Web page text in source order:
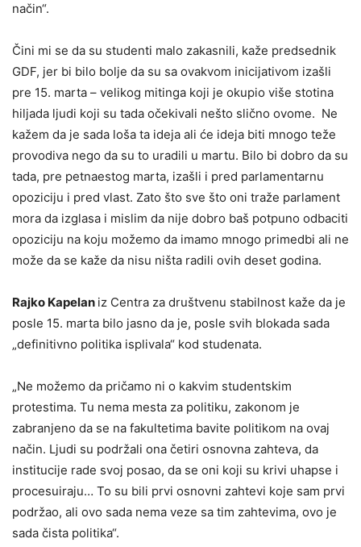
način“.
Čini mi se da su studenti malo zakasnili, kaže predsednik
GDF, jer bi bilo bolje da su sa ovakvom inicijativom izašli
pre 15. marta – velikog mitinga koji je okupio više stotina
hiljada ljudi koji su tada očekivali nešto slično ovome. Ne
kažem da je sada loša ta ideja ali će ideja biti mnogo teže
provodiva nego da su to uradili u martu. Bilo bi dobro da su
tada, pre petnaestog marta, izašli i pred parlamentarnu
opoziciju i pred vlast. Zato što sve što oni traže parlament
mora da izglasa i mislim da nije dobro baš potpuno odbaciti
opoziciju na koju možemo da imamo mnogo primedbi ali ne
može da se kaže da nisu ništa radili ovih deset godina.
Rajko Kapelan iz Centra za društvenu stabilnost kaže da je
posle 15. marta bilo jasno da je, posle svih blokada sada
„definitivno politika isplivala“ kod studenata.
„Ne možemo da pričamo ni o kakvim studentskim
protestima. Tu nema mesta za politiku, zakonom je
zabranjeno da se na fakultetima bavite politikom na ovaj
način. Ljudi su podržali ona četiri osnovna zahteva, da
institucije rade svoj posao, da se oni koji su krivi uhapse i
procesuiraju… To su bili prvi osnovni zahtevi koje sam prvi
podržao, ali ovo sada nema veze sa tim zahtevima, ovo je
sada čista politika“.